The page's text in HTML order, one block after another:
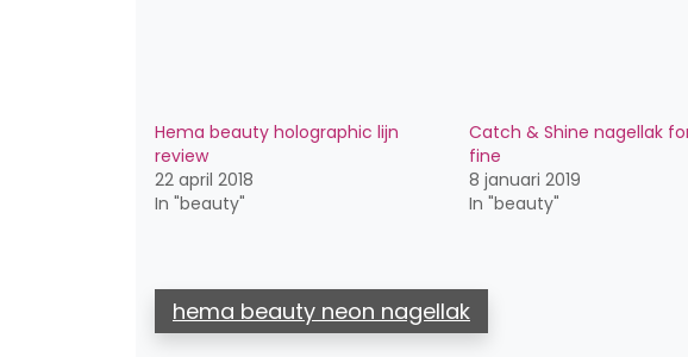
Hema beauty holographic lijn
review
22 april 2018
In "beauty"
Catch & Shine nagellak
fine
8 januari 2019
In "beauty"
hema beauty neon nagellak